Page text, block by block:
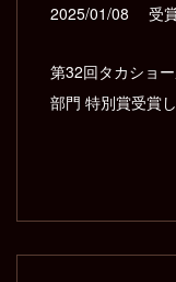
2025/01/08 受
第32回タカショ
部門 特別賞受賞